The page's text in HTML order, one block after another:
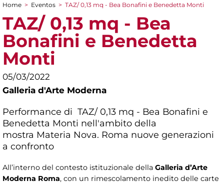
You are here
Home > Eventos > TAZ/ 0,13 mq - Bea Bonafini e Benedetta Monti
TAZ/ 0,13 mq - Bea
Bonafini e Benedetta
Monti
05/03/2022
Galleria d'Arte Moderna
Performance di TAZ/ 0,13 mq - Bea Bonafini e
Benedetta Monti nell'ambito della
mostra Materia Nova. Roma nuove generazioni
a confronto
All’interno del contesto istituzionale della Galleria d’Arte
Moderna Roma, con un rimescolamento inedito delle carte